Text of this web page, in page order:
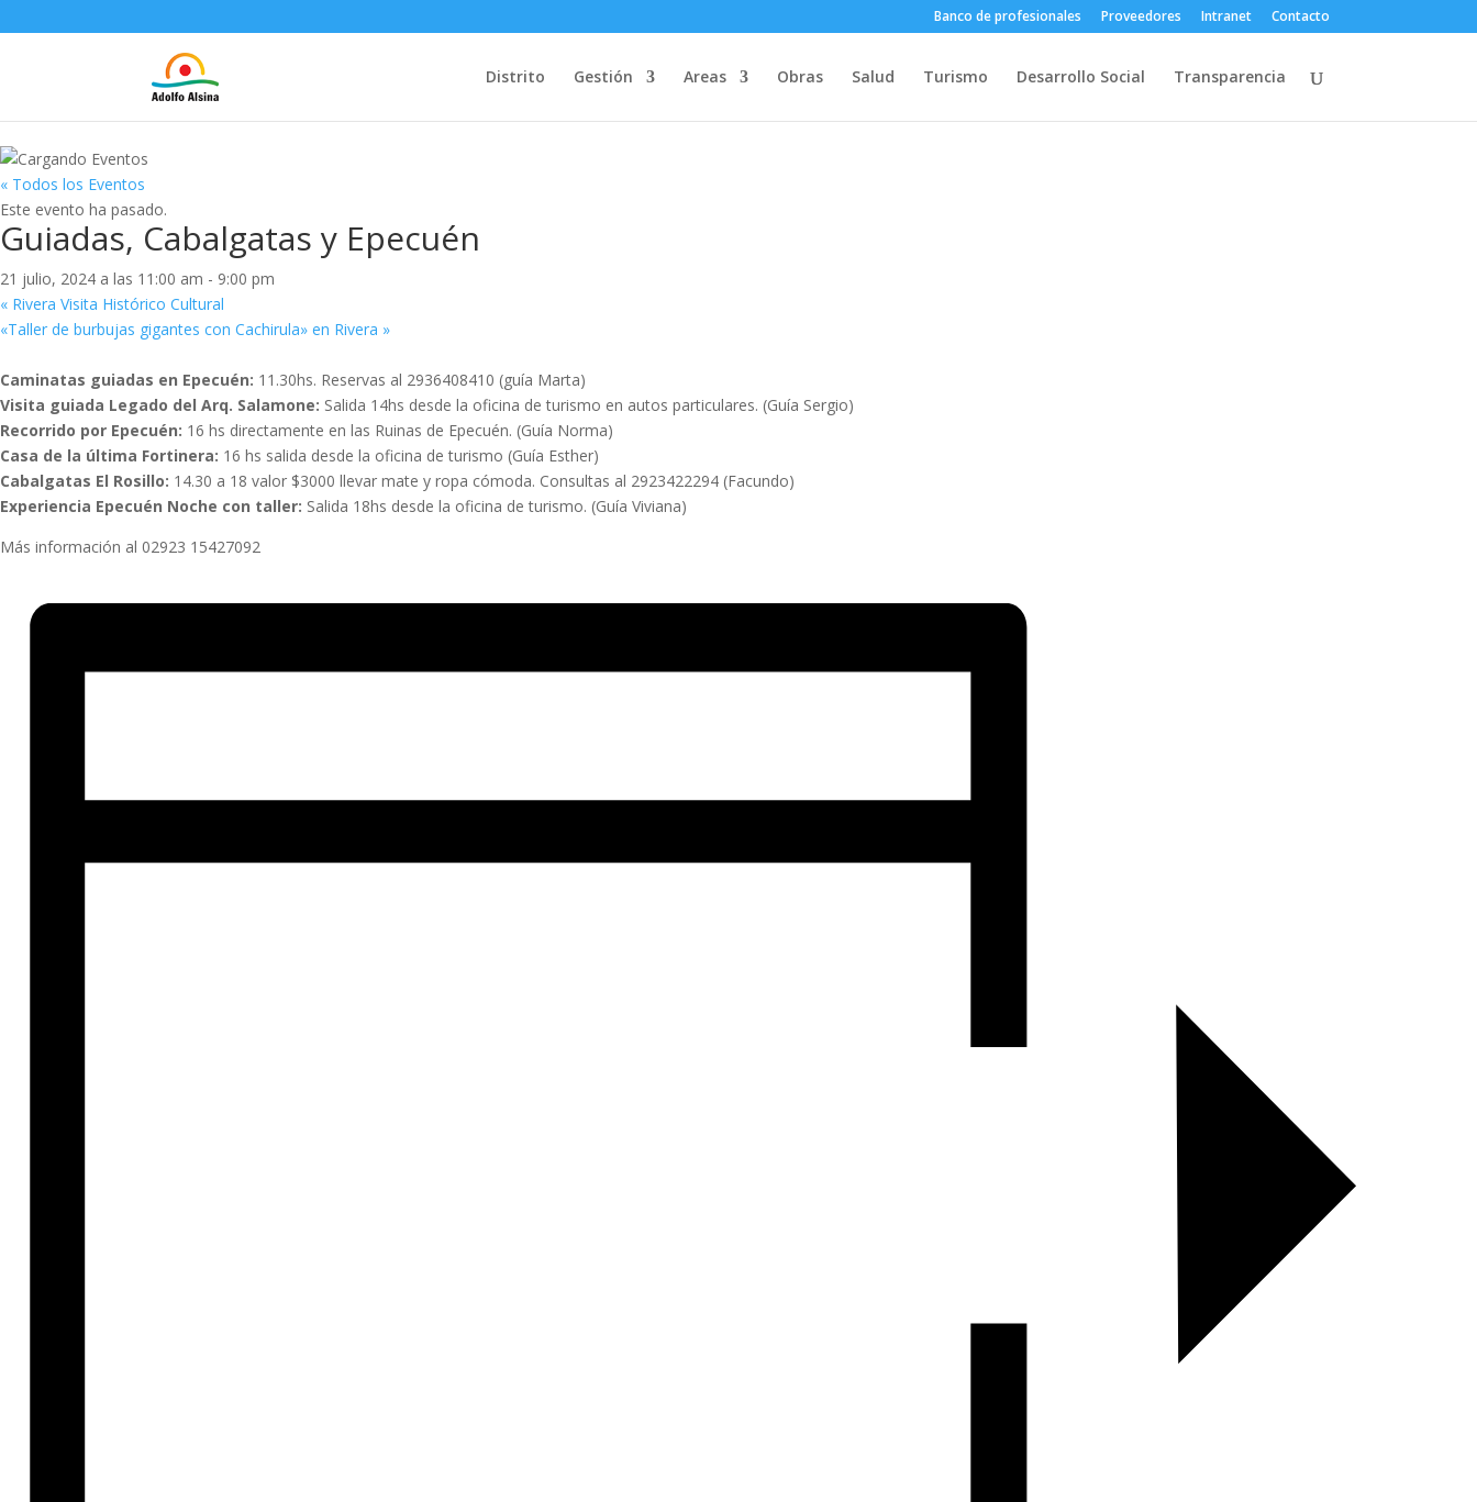
Banco de profesionales Proveedores Intranet Contacto
Distrito Gestión Areas Obras Salud Turismo Desarrollo Social Transparencia
« Todos los Eventos
Este evento ha pasado.
Guiadas, Cabalgatas y Epecuén
21 julio, 2024 a las 11:00 am - 9:00 pm
« Rivera Visita Histórico Cultural
«Taller de burbujas gigantes con Cachirula» en Rivera »
Caminatas guiadas en Epecuén: 11.30hs. Reservas al 2936408410 (guía Marta)
Visita guiada Legado del Arq. Salamone: Salida 14hs desde la oficina de turismo en autos particulares. (Guía Sergio)
Recorrido por Epecuén: 16 hs directamente en las Ruinas de Epecuén. (Guía Norma)
Casa de la última Fortinera: 16 hs salida desde la oficina de turismo (Guía Esther)
Cabalgatas El Rosillo: 14.30 a 18 valor $3000 llevar mate y ropa cómoda. Consultas al 2923422294 (Facundo)
Experiencia Epecuén Noche con taller: Salida 18hs desde la oficina de turismo. (Guía Viviana)
Más información al 02923 15427092